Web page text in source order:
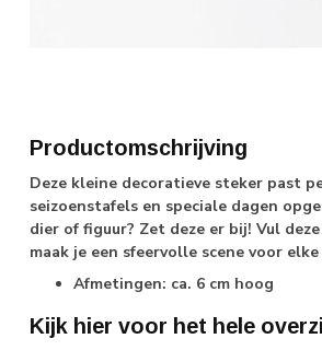
Productomschrijving
Deze kleine decoratieve steker past
seizoenstafels en speciale dagen
dier of figuur? Zet deze er bij! Vul
maak je een sfeervolle scene voor
Afmetingen: ca. 6 cm hoog
Kijk hier voor het hele